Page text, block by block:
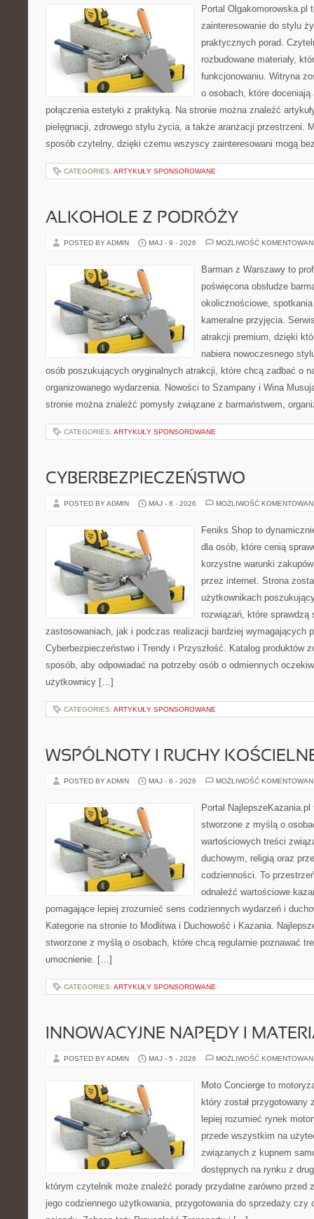
Portal Olgakomorowska.pl
zainteresowanie do stylu
praktycznych porad.
rozbudowane materiały,
funkcjonowaniu. Witryna
o osobach, które
połączenia estetyki z praktyką. Na stronie można znaleźć
pielęgnacji, zdrowego stylu życia, a także aranżacji przestrzeni.
sposób czytelny, dzięki czemu wszyscy zainteresowani mogą
CATEGORIES: ARTYKUŁY SPONSOROWANE
ALKOHOLE Z PODRÓŻY
POSTED BY ADMIN MAJ - 9 - 2026 MOŻLIWOŚĆ
Barman z Warszawy to
poświęcona obsłudze
okolicznościowe,
kameralne przyjęcia.
atrakcji premium, dzięki
nabiera nowoczesnego
osób poszukujących oryginalnych atrakcji, które chcą zadbać o
organizowanego wydarzenia. Nowości to Szampany i Wina
stronie można znaleźć pomysły związane z barmaństwem,
CATEGORIES: ARTYKUŁY SPONSOROWANE
CYBERBEZPIECZEŃSTWO
POSTED BY ADMIN MAJ - 8 - 2026 MOŻLIWOŚĆ
Feniks Shop to
dla osób, które cenią
korzystne warunki
przez internet. Strona
użytkownikach
rozwiązań, które sprawdzą
zastosowaniach, jak i podczas realizacji bardziej wymagających
Cyberbezpieczeństwo i Trendy i Przyszłość. Katalog produktów
sposób, aby odpowiadać na potrzeby osób o odmiennych
użytkownicy […]
CATEGORIES: ARTYKUŁY SPONSOROWANE
WSPÓLNOTY I RUCHY
POSTED BY ADMIN MAJ - 6 - 2026 MOŻLIWOŚĆ
Portal
stworzone z myślą o
wartościowych treści
duchowym, religią oraz
codzienności. To
odnaleźć wartościowe
pomagające lepiej zrozumieć sens codziennych wydarzeń i
Kategorie na stronie to Modlitwa i Duchowość i Kazania.
stworzone z myślą o osobach, które chcą regularnie poznawać
umocnienie. […]
CATEGORIES: ARTYKUŁY SPONSOROWANE
INNOWACYJNE NAPĘDY I
POSTED BY ADMIN MAJ - 5 - 2026 MOŻLIWOŚĆ
Moto Concierge to
który został
lepiej rozumieć rynek
przede wszystkim na
związanych z kupnem
dostępnych na rynku z
którym czytelnik może znaleźć porady przydatne zarówno przed
jego codziennego użytkowania, przygotowania do sprzedaży czy